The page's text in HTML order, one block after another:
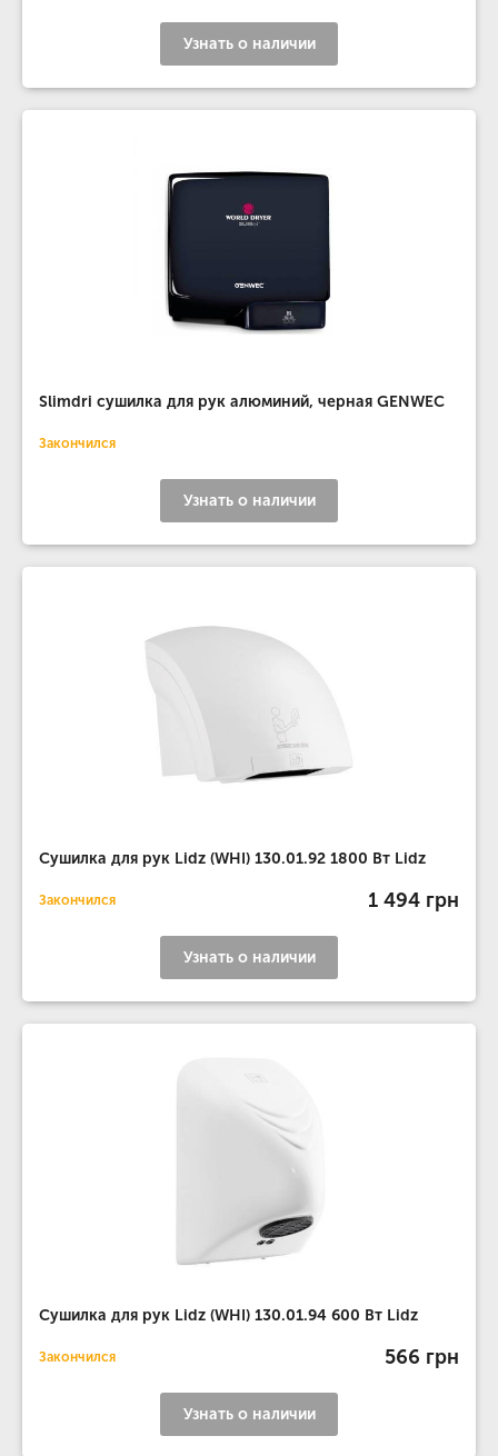
Узнать о наличии
Slimdri сушилка для рук алюминий, черная GENWEC
Закончился
Узнать о наличии
Сушилка для рук Lidz (WHI) 130.01.92 1800 Вт Lidz
Закончился 1 494 грн
Узнать о наличии
Сушилка для рук Lidz (WHI) 130.01.94 600 Вт Lidz
Закончился 566 грн
Узнать о наличии